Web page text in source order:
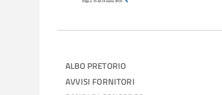
ALBO PRETORIO
AVVISI FORNITORI